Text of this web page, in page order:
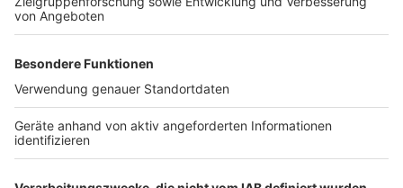
Weitere Themen von Rhein und Erft
Anzeige
Fernwärme-Ausfall in Teilen von Hürth
Mit Bus und Bahn zum Karneval
Bedburg: Storchenwiese soll weiter wachsen